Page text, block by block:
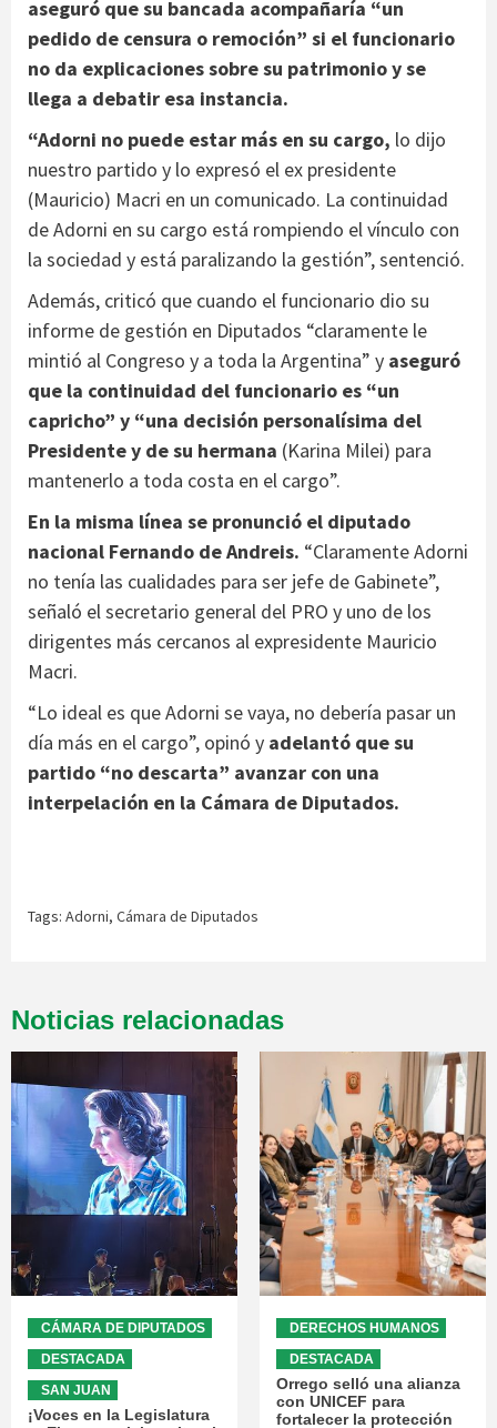
aseguró que su bancada acompañaría “un
pedido de censura o remoción” si el funcionario
no da explicaciones sobre su patrimonio y se
llega a debatir esa instancia.
“Adorni no puede estar más en su cargo, lo dijo
nuestro partido y lo expresó el ex presidente
(Mauricio) Macri en un comunicado. La continuidad
de Adorni en su cargo está rompiendo el vínculo con
la sociedad y está paralizando la gestión”, sentenció.
Además, criticó que cuando el funcionario dio su
informe de gestión en Diputados “claramente le
mintió al Congreso y a toda la Argentina” y aseguró
que la continuidad del funcionario es “un
capricho” y “una decisión personalísima del
Presidente y de su hermana (Karina Milei) para
mantenerlo a toda costa en el cargo”.
En la misma línea se pronunció el diputado
nacional Fernando de Andreis. “Claramente Adorni
no tenía las cualidades para ser jefe de Gabinete”,
señaló el secretario general del PRO y uno de los
dirigentes más cercanos al expresidente Mauricio
Macri.
“Lo ideal es que Adorni se vaya, no debería pasar un
día más en el cargo”, opinó y adelantó que su
partido “no descarta” avanzar con una
interpelación en la Cámara de Diputados.
Tags: Adorni, Cámara de Diputados
Noticias relacionadas
CÁMARA DE DIPUTADOS
DESTACADA
SAN JUAN
¡Voces en la Legislatura
DERECHOS HUMANOS
DESTACADA
Orrego selló una alianza
con UNICEF para
fortalecer la protección